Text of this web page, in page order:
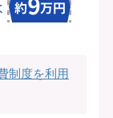
制度を利用